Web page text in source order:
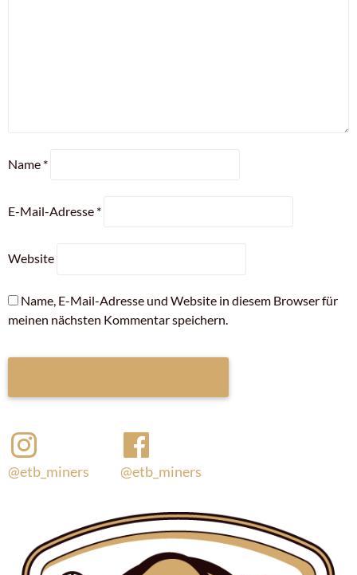
Name *
E-Mail-Adresse *
Website
Name, E-Mail-Adresse und Website in diesem Browser für
meinen nächsten Kommentar speichern.
@etb_miners @etb_miners